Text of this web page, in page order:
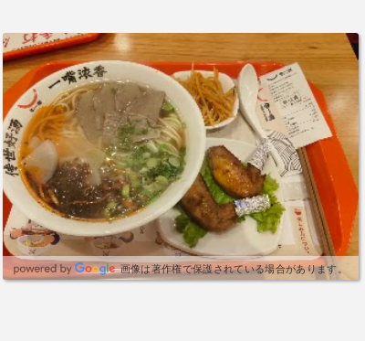
画像は著作権で保護されている場合があります。